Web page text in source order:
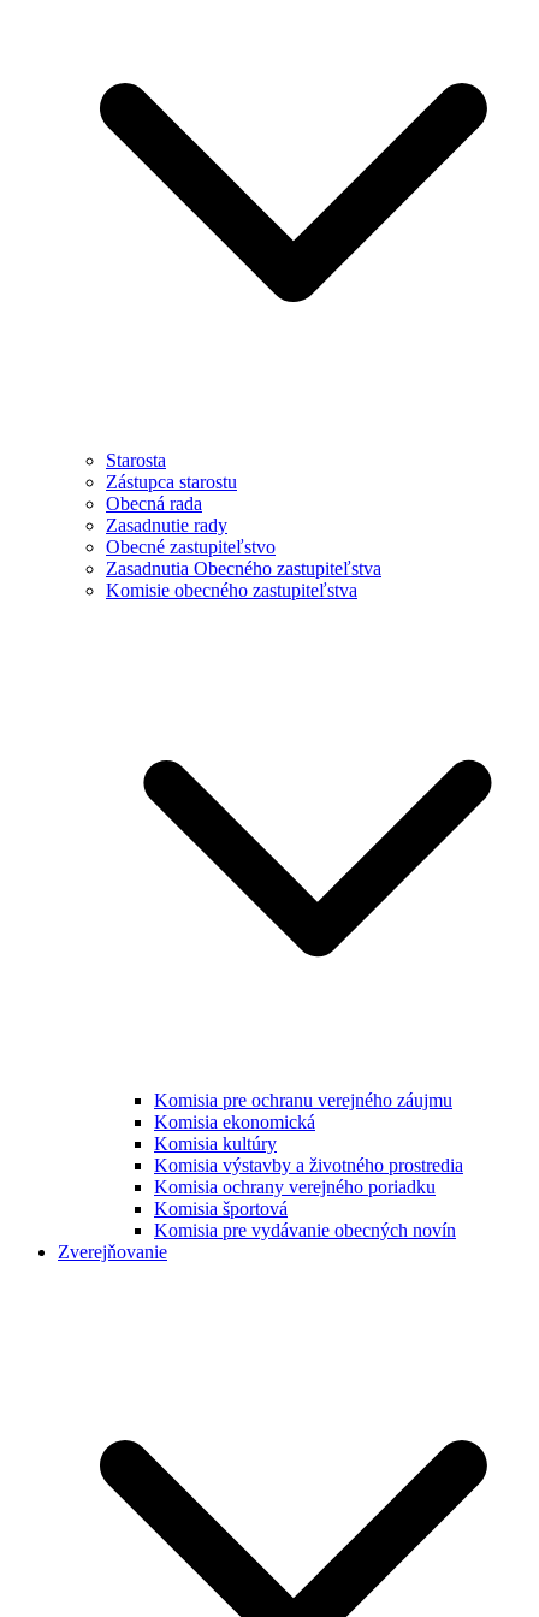
Starosta
Zástupca starostu
Obecná rada
Zasadnutie rady
Obecné zastupiteľstvo
Zasadnutia Obecného zastupiteľstva
Komisie obecného zastupiteľstva
Komisia pre ochranu verejného záujmu
Komisia ekonomická
Komisia kultúry
Komisia výstavby a životného prostredia
Komisia ochrany verejného poriadku
Komisia športová
Komisia pre vydávanie obecných novín
Zverejňovanie